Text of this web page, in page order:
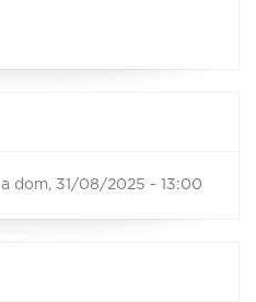
a dom, 31/08/2025 - 13:00